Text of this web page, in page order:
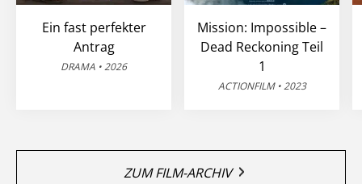
Ein fast perfekter
Antrag
DRAMA • 2026
Mission: Impossible –
Dead Reckoning Teil
1
ACTIONFILM • 2023
ZUM FILM-ARCHIV